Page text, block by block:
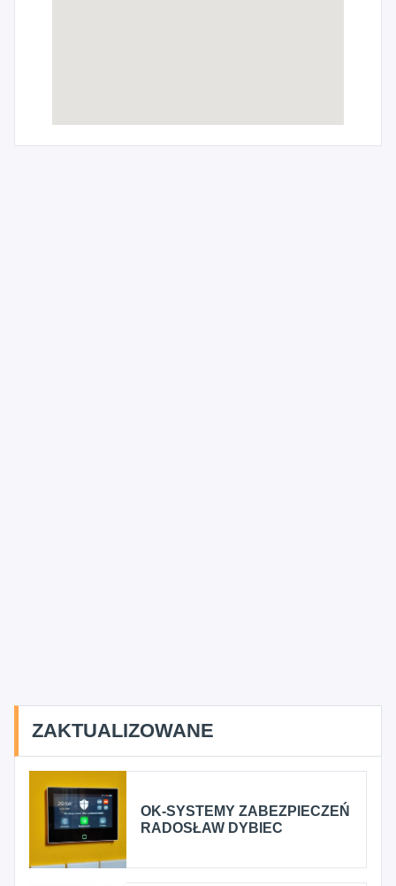
ZAKTUALIZOWANE
OK-SYSTEMY ZABEZPIECZEŃ
RADOSŁAW DYBIEC